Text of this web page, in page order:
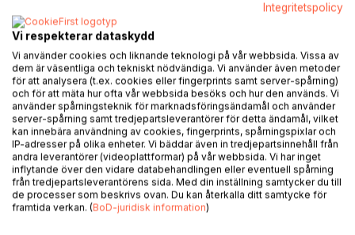
Lägg till i kom-ihåglista
Recensera titel
BESKRIVNING
"Värdebaserat Ledarskap – Att leda sig själv, andra och
Integritetspolicy
Vi respekterar dataskydd
Vi använder cookies och liknande teknologi på vår webbsida. Vissa av
dem är väsentliga och tekniskt nödvändiga. Vi använder även metoder
för att analysera (t.ex. cookies eller fingerprints samt server-spårning)
och för att mäta hur ofta vår webbsida besöks och hur den används. Vi
använder spårningsteknik för marknadsföringsändamål och använder
server-spårning samt tredjepartsleverantörer för detta ändamål, vilket
kan innebära användning av cookies, fingerprints, spårningspixlar och
IP-adresser på olika enheter. Vi bäddar även in tredjepartsinnehåll från
andra leverantörer (videoplattformar) på vår webbsida. Vi har inget
inflytande över den vidare databehandlingen eller eventuell spårning
från tredjepartsleverantörens sida. Med din inställning samtycker du till
de processer som beskrivs ovan. Du kan återkalla ditt samtycke för
framtida verkan. (BoD-juridisk information)